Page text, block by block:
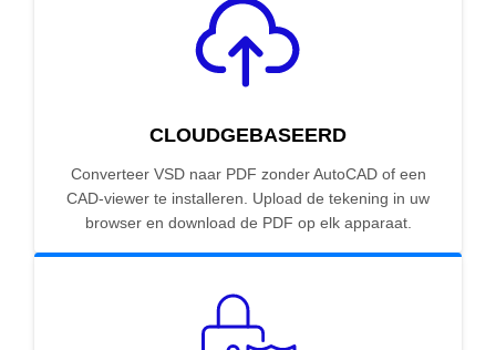
CLOUDGEBASEERD
Converteer VSD naar PDF zonder AutoCAD of een
CAD-viewer te installeren. Upload de tekening in uw
browser en download de PDF op elk apparaat.